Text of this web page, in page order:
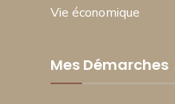
Vie économique
Mes Démarches